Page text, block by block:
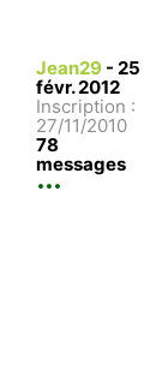
Jean29 - 25
févr. 2012
Inscription :
27/11/2010
78
messages